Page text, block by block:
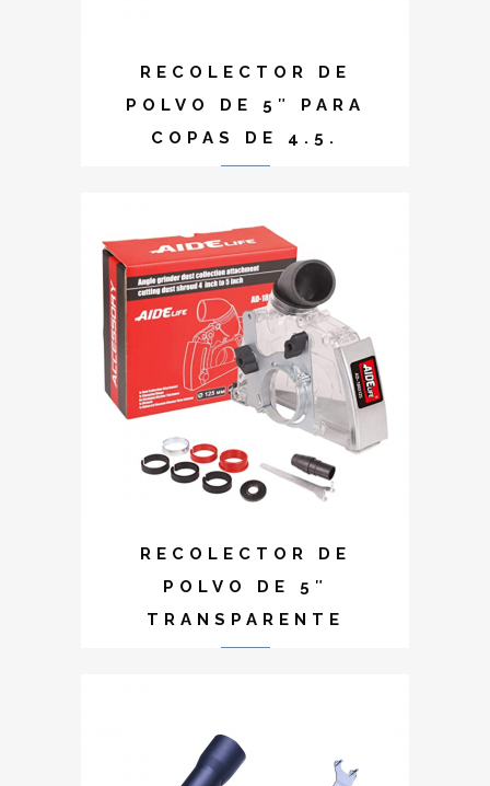
RECOLECTOR DE
POLVO DE 5″ PARA
COPAS DE 4.5.
RECOLECTOR DE
POLVO DE 5″
TRANSPARENTE